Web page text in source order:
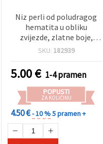
Niz perli od poludragog
hematita u obliku
zvijezde, zlatne boje,
nemagnetski,
mm, rupa 0,7 mm, ~118
kom
SKU: 182939
5.00€ 1-4 pramen
POPUSTI
ZA KOLIČINU
4.50 €- 10 %5 pramen +